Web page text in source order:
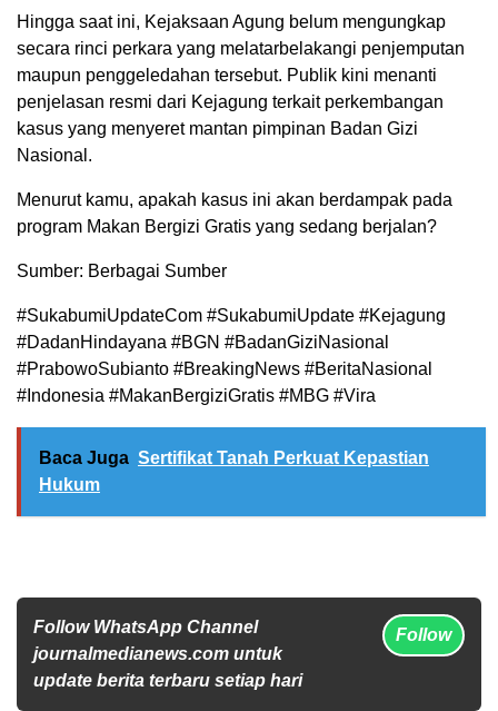
Hingga saat ini, Kejaksaan Agung belum mengungkap
secara rinci perkara yang melatarbelakangi penjemputan
maupun penggeledahan tersebut. Publik kini menanti
penjelasan resmi dari Kejagung terkait perkembangan
kasus yang menyeret mantan pimpinan Badan Gizi
Nasional.
Menurut kamu, apakah kasus ini akan berdampak pada
program Makan Bergizi Gratis yang sedang berjalan?
Sumber: Berbagai Sumber
#SukabumiUpdateCom #SukabumiUpdate #Kejagung
#DadanHindayana #BGN #BadanGiziNasional
#PrabowoSubianto #BreakingNews #BeritaNasional
#Indonesia #MakanBergiziGratis #MBG #Vira
Baca Juga Sertifikat Tanah Perkuat Kepastian
Hukum
Follow WhatsApp Channel
journalmedianews.com untuk
update berita terbaru setiap hari
Follow